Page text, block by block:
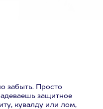
забыть. Просто
защитное
кувалду или лом,